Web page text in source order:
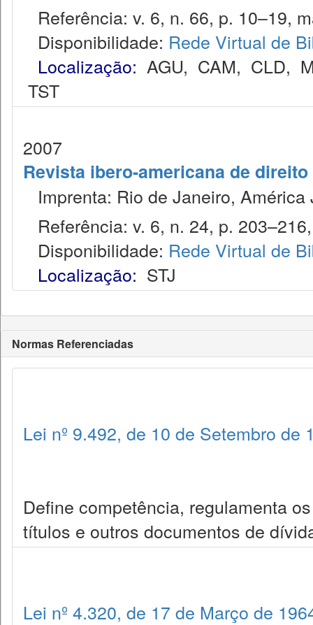
Referência: v. 6, n. 66, p. 10–19,
Disponibilidade: Rede Virtual de
Localização: AGU, CAM, CLD,
TST
2007
Revista ibero-americana de
Imprenta: Rio de Janeiro, América
Referência: v. 6, n. 24, p.
Disponibilidade: Rede Virtual de
Localização: STJ
Normas Referenciadas
Lei nº 9.492, de 10 de Setembro de
Define competência, regulamenta
títulos e outros documentos de
Lei nº 4.320, de 17 de Março de